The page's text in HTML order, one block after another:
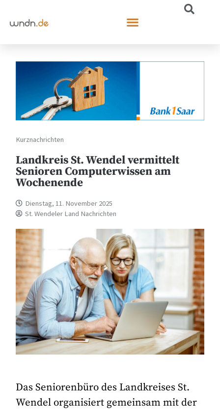
Kurznachrichten
Landkreis St. Wendel vermittelt
Senioren Computerwissen am
Wochenende
Dienstag, 11. November 2025
St. Wendeler Land Nachrichten
Das Seniorenbüro des Landkreises St.
Wendel organisiert gemeinsam mit der